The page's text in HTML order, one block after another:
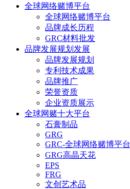
全球网络赌博平台
全球网络赌博平台
品牌成长历程
GRC材料批发
品牌发展规划发展
品牌发展规划
专利技术成果
品牌推广
荣誉资质
企业资质展示
全球网赌十大平台
石膏制品
GRG
GRC-全球网络赌博平台
GRG高晶天花
EPS
FRG
文创艺术品